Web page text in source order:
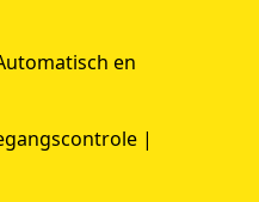
en
|